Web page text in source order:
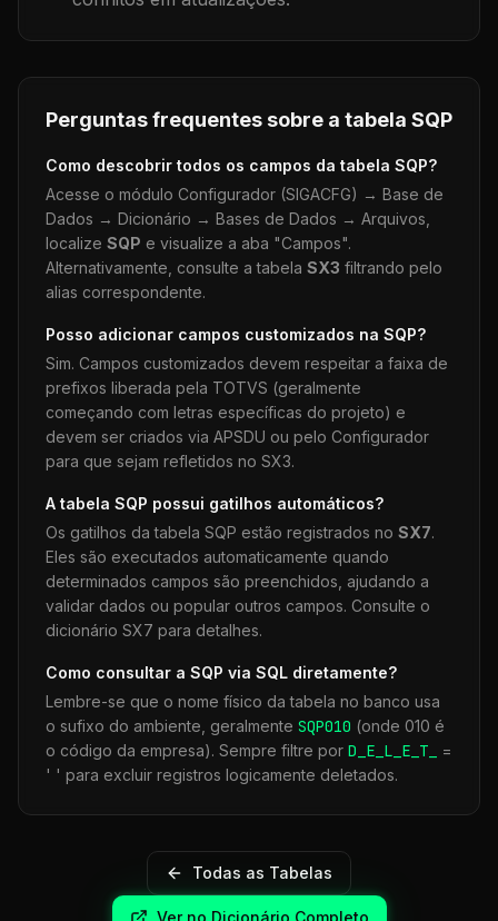
Perguntas frequentes sobre a tabela SQP
Como descobrir todos os campos da tabela SQP?
Acesse o módulo Configurador (SIGACFG) → Base de
Dados → Dicionário → Bases de Dados → Arquivos,
localize SQP e visualize a aba "Campos".
Alternativamente, consulte a tabela SX3 filtrando pelo
alias correspondente.
Posso adicionar campos customizados na SQP?
Sim. Campos customizados devem respeitar a faixa de
prefixos liberada pela TOTVS (geralmente
começando com letras específicas do projeto) e
devem ser criados via APSDU ou pelo Configurador
para que sejam refletidos no SX3.
A tabela SQP possui gatilhos automáticos?
Os gatilhos da tabela SQP estão registrados no SX7.
Eles são executados automaticamente quando
determinados campos são preenchidos, ajudando a
validar dados ou popular outros campos. Consulte o
dicionário SX7 para detalhes.
Como consultar a SQP via SQL diretamente?
Lembre-se que o nome físico da tabela no banco usa
o sufixo do ambiente, geralmente SQP010 (onde 010 é
o código da empresa). Sempre filtre por D_E_L_E_T_
=
' ' para excluir registros logicamente deletados.
Todas as Tabelas
Ver no Dicionário Completo